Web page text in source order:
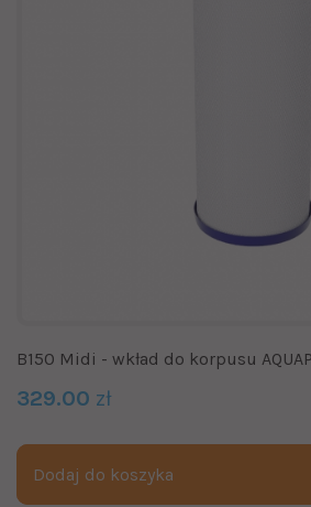
B150 Midi - wkład do korpusu
329.00 zł
Dodaj do koszyka